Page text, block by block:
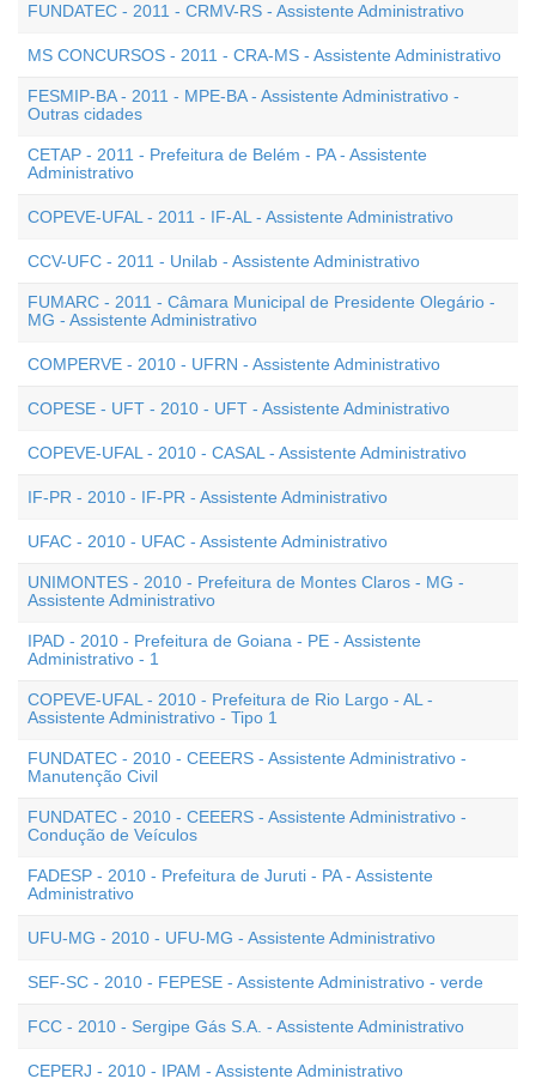
FUNDATEC - 2011 - CRMV-RS - Assistente Administrativo
MS CONCURSOS - 2011 - CRA-MS - Assistente Administrativo
FESMIP-BA - 2011 - MPE-BA - Assistente Administrativo -
Outras cidades
CETAP - 2011 - Prefeitura de Belém - PA - Assistente
Administrativo
COPEVE-UFAL - 2011 - IF-AL - Assistente Administrativo
CCV-UFC - 2011 - Unilab - Assistente Administrativo
FUMARC - 2011 - Câmara Municipal de Presidente Olegário -
MG - Assistente Administrativo
COMPERVE - 2010 - UFRN - Assistente Administrativo
COPESE - UFT - 2010 - UFT - Assistente Administrativo
COPEVE-UFAL - 2010 - CASAL - Assistente Administrativo
IF-PR - 2010 - IF-PR - Assistente Administrativo
UFAC - 2010 - UFAC - Assistente Administrativo
UNIMONTES - 2010 - Prefeitura de Montes Claros - MG -
Assistente Administrativo
IPAD - 2010 - Prefeitura de Goiana - PE - Assistente
Administrativo - 1
COPEVE-UFAL - 2010 - Prefeitura de Rio Largo - AL -
Assistente Administrativo - Tipo 1
FUNDATEC - 2010 - CEEERS - Assistente Administrativo -
Manutenção Civil
FUNDATEC - 2010 - CEEERS - Assistente Administrativo -
Condução de Veículos
FADESP - 2010 - Prefeitura de Juruti - PA - Assistente
Administrativo
UFU-MG - 2010 - UFU-MG - Assistente Administrativo
SEF-SC - 2010 - FEPESE - Assistente Administrativo - verde
FCC - 2010 - Sergipe Gás S.A. - Assistente Administrativo
CEPERJ - 2010 - IPAM - Assistente Administrativo